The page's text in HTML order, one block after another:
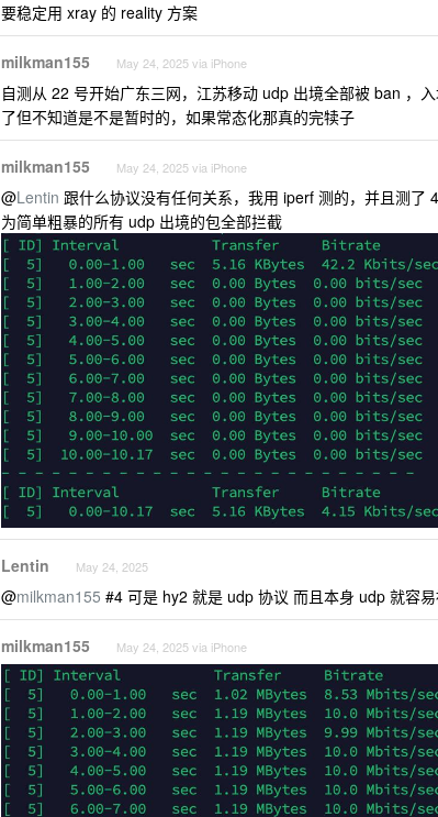
要稳定用 xray 的 reality 方案
milkman155 May 24, 2025 via iPhone
自测从 22 号开始广东三网，江苏移动 udp 出境全部被 ban ，
了但不知道是不是暂时的，如果常态化那真的完犊子
milkman155 May 24, 2025 via iPhone
@Lentin 跟什么协议没有任何关系，我用 iperf 测的，并且测了
为简单粗暴的所有 udp 出境的包全部拦截
Lentin May 24, 2025
@milkman155 #4 可是 hy2 就是 udp 协议 而且本身 udp 就容
milkman155 May 24, 2025 via iPhone